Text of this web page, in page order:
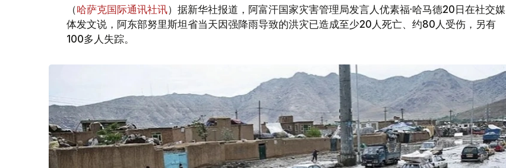
（哈萨克国际通讯社讯）据新华社报道，阿富汗国家灾害管理局发言人优素福·哈马德20日在社交媒
体发文说，阿东部努里斯坦省当天因强降雨导致的洪灾已造成至少20人死亡、约80人受伤，另有
100多人失踪。